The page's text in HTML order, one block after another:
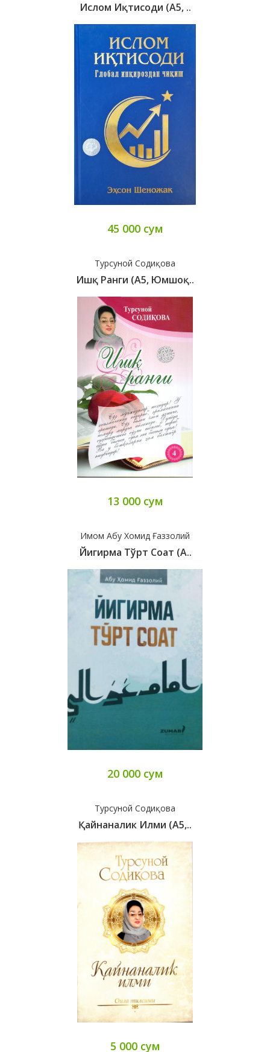
Ислом Иқтисоди (А5, ..
45 000 сум
Турсуной Содиқова
Ишқ Ранги (А5, Юмшоқ..
13 000 сум
Имом Абу Хомид Ғаззолий
Йигирма Тўрт Соат (А..
20 000 сум
Турсуной Содиқова
Қайнаналик Илми (А5,..
5 000 сум